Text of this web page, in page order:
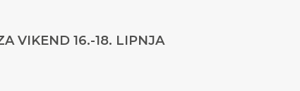
VIKEND 16.-18. LIPNJA